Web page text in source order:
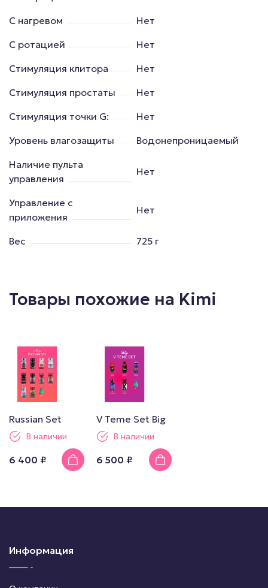
С нагревом
Нет
С ротацией
Нет
Стимуляция клитора
Нет
Стимуляция простаты
Нет
Стимуляция точки G:
Нет
Уровень влагозащиты
Водонепроницаемый
Наличие пульта
управления
Нет
Управление с
приложения
Нет
Вес 725 г
Товары похожие на Kimi
Russian Set
В наличии
6 400 ₽
V Teme Set Big
В наличии
6 500 ₽
Информация